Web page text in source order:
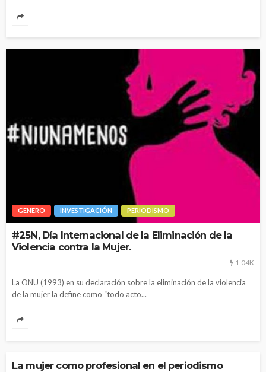
GENERO INVESTIGACIÓN PERIODISMO
#25N, Día Internacional de la Eliminación de la
Violencia contra la Mujer.
1.04K
La ONU (1993) en su declaración sobre la eliminación de la violencia
de la mujer la define como “todo acto...
DEPORTES GENERO PERIODISMO
La mujer como profesional en el periodismo